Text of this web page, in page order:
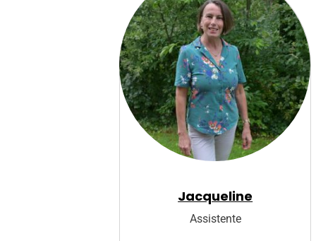
Jacqueline
Assistente